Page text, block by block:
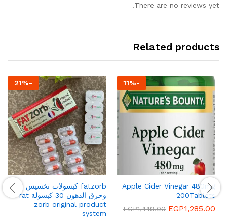
There are no reviews yet.
Related products
-
11%
Apple Cider Vinegar 480mg
200Tablets
EGP1,285.00
EGP1,449.00
-
21%
fatzorb كبسولات تخسيس
وحرق الدهون 30 كبسولة fat
zorb original product
system